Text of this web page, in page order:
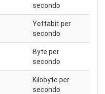
secondo
Yottabit per
secondo
Byte per
secondo
Kilobyte per
secondo